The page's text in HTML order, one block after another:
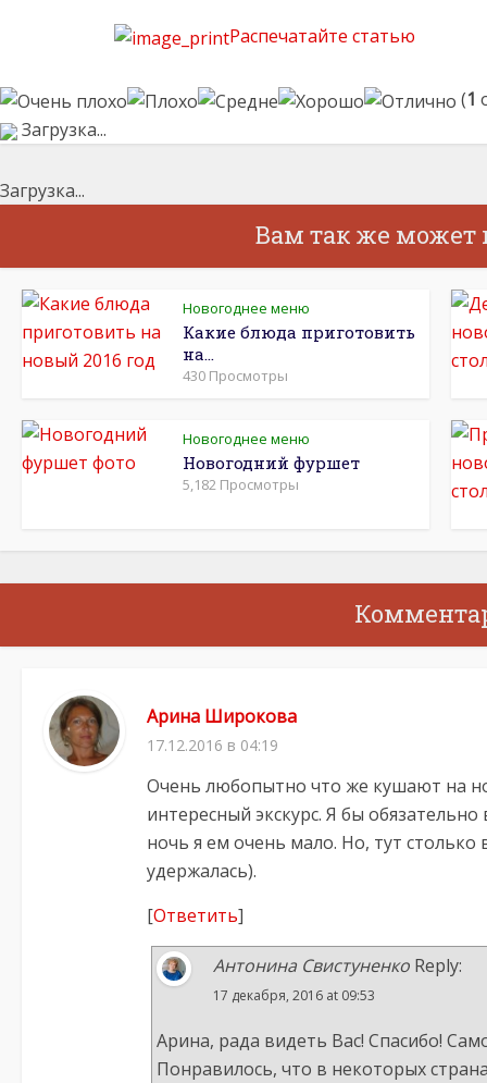
Распечатайте статью
(1
Загрузка...
Загрузка...
Вам так же может
Новогоднее меню
Какие блюда приготовить
на...
430 Просмотры
Новогоднее меню
Новогодний фуршет
5,182 Просмотры
Арина Широкова
17.12.2016 в 04:19
Очень любопытно что же кушают на
интересный экскурс. Я бы
ночь я ем очень мало. Но, тут столько
удержалась).
[Ответить]
Антонина Свистуненко Reply:
17 декабря, 2016 at 09:53
Арина, рада видеть Вас! Спасибо!
Понравилось, что в некоторых